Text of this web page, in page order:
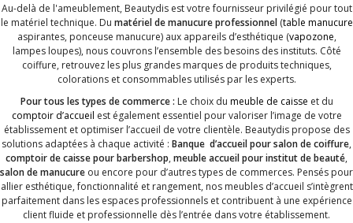
Au-delà de l'ameublement, Beautydis est votre fournisseur privilégié pour tout
le matériel technique. Du matériel de manucure professionnel(table manucure
aspirantes, ponceuse manucure) aux appareils d’esthétique (vapozone,
lampes loupes), nous couvrons l’ensemble des besoins des instituts. Côté
coiffure, retrouvez les plus grandes marques de produits techniques,
colorations et consommables utilisés par les experts.
Pour tous les types de commerce : Le choix du meuble de caisse et du
comptoir d’accueil est également essentiel pour valoriser l’image de votre
établissement et optimiser l’accueil de votre clientèle. Beautydis propose des
solutions adaptées à chaque activité : Banque d’accueil pour salon de coiffure,
comptoir de caisse pour barbershop, meuble accueil pour institut de beauté,
salon de manucure ou encore pour d’autres types de commerces. Pensés pour
allier esthétique, fonctionnalité et rangement, nos meubles d’accueil s’intègrent
parfaitement dans les espaces professionnels et contribuent à une expérience
client fluide et professionnelle dès l’entrée dans votre établissement.